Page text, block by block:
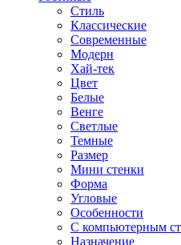
Стиль
Классические
Современные
Модерн
Хай-тек
Цвет
Белые
Венге
Светлые
Темные
Размер
Мини стенки
Форма
Угловые
Особенности
С компьютерным
Назначение